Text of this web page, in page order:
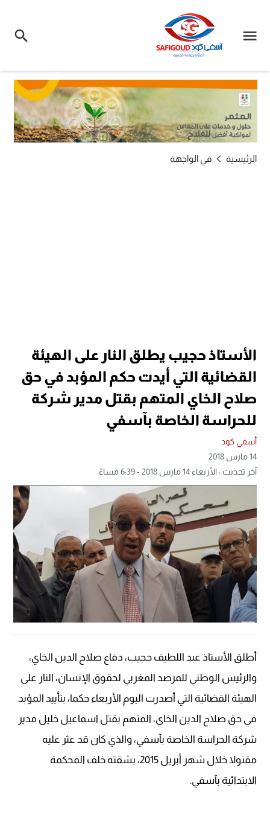
الرئيسية في الواجهة
الأستاذ حجيب يطلق النار على الهيئة
القضائية التي أيدت حكم المؤبد في حق
صلاح الخاي المتهم بقتل مدير شركة
للحراسة الخاصة بآسفي
أسفي كود
14 مارس 2018
آخر تحديث : الأربعاء 14 مارس 2018 - 6:39 مساءً
أطلق الأستاذ عبد اللطيف حجيب، دفاع صلاح الدين الخاي،
والرئيس الوطني للمرصد المغربي لحقوق الإنسان، النار على
الهيئة القضائية التي أصدرت اليوم الأربعاء حكما، بتأييد المؤبد
في حق صلاح الدين الخاي، المتهم بقتل اسماعيل خليل مدير
شركة الحراسة الخاصة بآسفي، والذي كان قد عثر عليه
مقتولا خلال شهر أبريل 2015، بشقته خلف المحكمة
الابتدائية بآسفي.